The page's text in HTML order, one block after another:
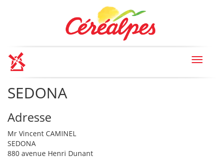
Toggle
SEDONA
Adresse
Mr Vincent CAMINEL
SEDONA
880 avenue Henri Dunant